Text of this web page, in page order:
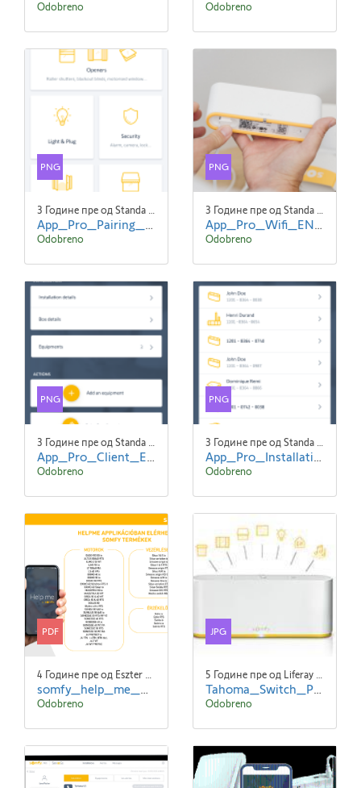
Odobreno Odobreno
PNG
3 Године пре од Standa Blaha
App_Pro_Pairing_Expert_EN_screen2.png
Odobreno
PNG
3 Године пре од Standa Blaha
App_Pro_Wifi_EN_screen1.png
Odobreno
PNG
3 Године пре од Standa Blaha
App_Pro_Client_EN_screen2.png
Odobreno
PNG
3 Године пре од Standa Blaha
App_Pro_Installations_EN-screen1.png
Odobreno
PDF
4 Године пре од Eszter NYÚZÓ Eszter NYÚZÓ
somfy_help_me_web_2021.pdf
Odobreno
JPG
5 Године пре од Liferay Admin Liferay Admin
Tahoma_Switch_Picto.jpg
Odobreno